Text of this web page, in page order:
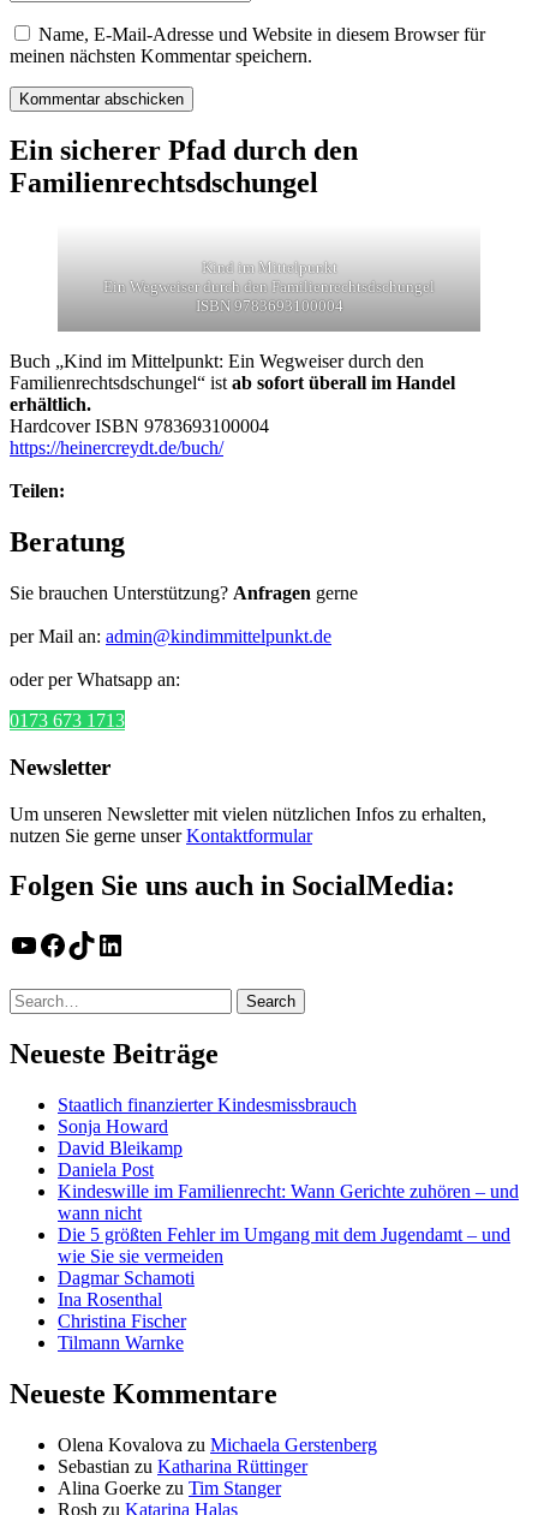
Name, E-Mail-Adresse und Website in diesem Browser für
meinen nächsten Kommentar speichern.
Ein sicherer Pfad durch den
Familienrechtsdschungel
Kind im Mittelpunkt
Ein Wegweiser durch den Familienrechtsdschungel
ISBN 9783693100004
Buch „Kind im Mittelpunkt: Ein Wegweiser durch den
Familienrechtsdschungel“ ist ab sofort überall im Handel
erhältlich.
Hardcover ISBN 9783693100004
https://heinercreydt.de/buch/
Teilen:
Beratung
Sie brauchen Unterstützung? Anfragen gerne
per Mail an: admin@kindimmittelpunkt.de
oder per Whatsapp an:
0173 673 1713
Newsletter
Um unseren Newsletter mit vielen nützlichen Infos zu erhalten,
nutzen Sie gerne unserKontaktformular
Folgen Sie uns auch in SocialMedia:
YouTube
Facebook
TikTokLinkedIn
Neueste Beiträge
Staatlich finanzierter Kindesmissbrauch
Sonja Howard
David Bleikamp
Daniela Post
Kindeswille im Familienrecht: Wann Gerichte zuhören – und
wann nicht
Die 5 größten Fehler im Umgang mit dem Jugendamt – und
wie Sie sie vermeiden
Dagmar Schamoti
Ina Rosenthal
Christina Fischer
Tilmann Warnke
Neueste Kommentare
Olena Kovalova zu Michaela Gerstenberg
Sebastian zu Katharina Rüttinger
Alina Goerke zu Tim Stanger
Rosh zu Katarina Halas